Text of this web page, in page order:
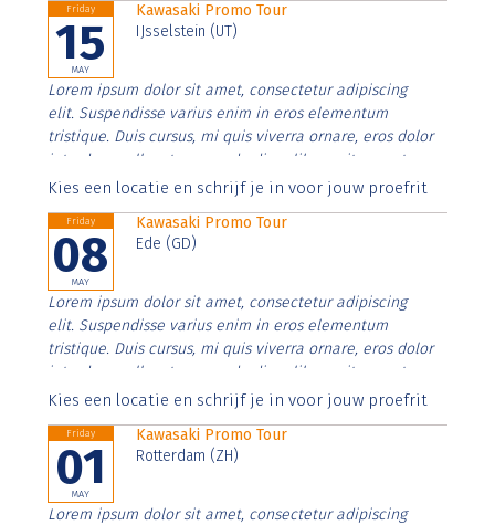
Friday
15
MAY
Kawasaki Promo Tour
IJsselstein (UT)
Lorem ipsum dolor sit amet, consectetur adipiscing
elit. Suspendisse varius enim in eros elementum
tristique. Duis cursus, mi quis viverra ornare, eros dolor
interdum nulla, ut commodo diam libero vitae erat.
Aenean faucibus nibh et justo cursus id rutrum lorem
Kies een locatie en schrijf je in voor jouw proefrit
Friday
08
MAY
Kawasaki Promo Tour
Ede (GD)
Lorem ipsum dolor sit amet, consectetur adipiscing
elit. Suspendisse varius enim in eros elementum
tristique. Duis cursus, mi quis viverra ornare, eros dolor
interdum nulla, ut commodo diam libero vitae erat.
Aenean faucibus nibh et justo cursus id rutrum lorem
Kies een locatie en schrijf je in voor jouw proefrit
Friday
01
MAY
Kawasaki Promo Tour
Rotterdam (ZH)
Lorem ipsum dolor sit amet, consectetur adipiscing